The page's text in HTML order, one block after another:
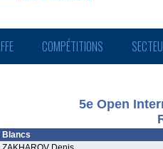
FFE COMPÉTITIONS
5e Open
Blancs